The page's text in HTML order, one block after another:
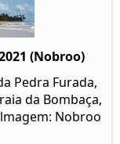
(Nobroo)
Pedra Furada,
da Bombaça,
Nobroo